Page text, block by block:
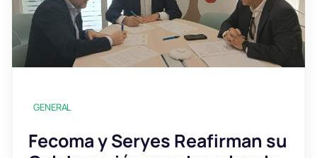
GENERAL
Fecoma y Seryes Reafirman su